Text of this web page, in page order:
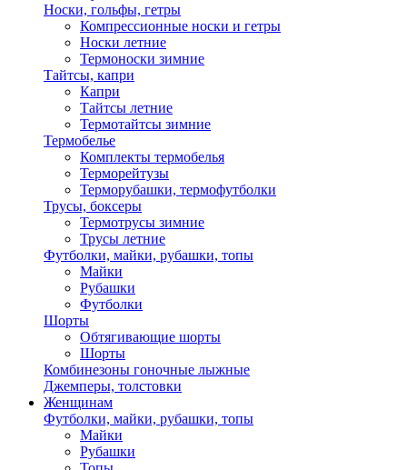
Носки, гольфы, гетры
Компрессионные носки и гетры
Носки летние
Термоноски зимние
Тайтсы, капри
Капри
Тайтсы летние
Термотайтсы зимние
Термобелье
Комплекты термобелья
Терморейтузы
Терморубашки, термофутболки
Трусы, боксеры
Термотрусы зимние
Трусы летние
Футболки, майки, рубашки, топы
Майки
Рубашки
Футболки
Шорты
Обтягивающие шорты
Шорты
Комбинезоны гоночные лыжные
Джемперы, толстовки
Женщинам
Футболки, майки, рубашки, топы
Майки
Рубашки